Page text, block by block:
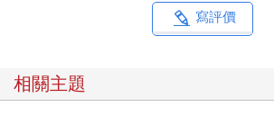
寫評價
相關主題